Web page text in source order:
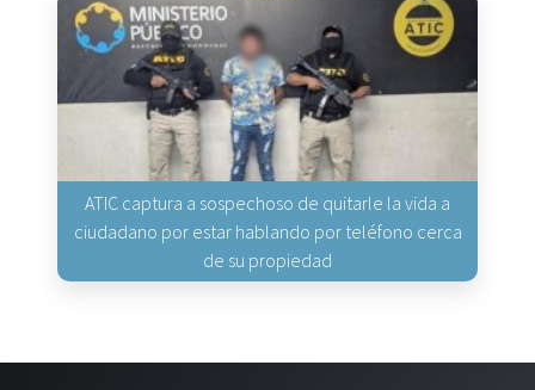
ATIC captura a sospechoso de quitarle la vida a
ciudadano por estar hablando por teléfono cerca
de su propiedad